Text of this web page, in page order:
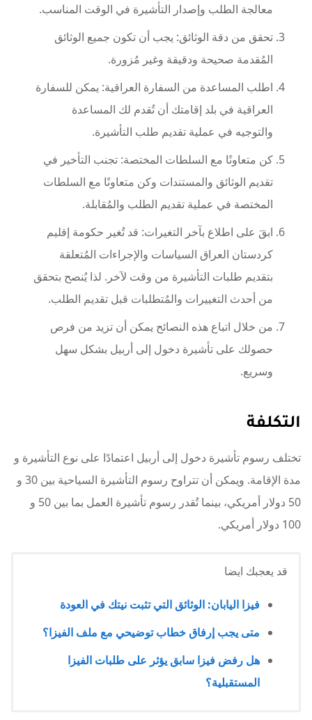
معالجة الطلب وإصدار التأشيرة في الوقت المناسب.
تحقق من دقة الوثائق: يجب أن تكون جميع الوثائق
المُقدمة صحيحة ودقيقة وغير مُزورة.
اطلب المساعدة من السفارة العراقية: يمكن للسفارة
العراقية في بلد إقامتك أن تُقدم لك المساعدة
والتوجيه في عملية تقديم طلب التأشيرة.
كن متعاونًا مع السلطات المختصة: تجنب التأخير في
تقديم الوثائق والمستندات وكن متعاونًا مع السلطات
المختصة في عملية تقديم الطلب والمُقابلة.
ابقَ على اطلاع بآخر التغيرات: قد تُغير حكومة إقليم
كردستان العراق السياسات والإجراءات المُتعلقة
بتقديم طلبات التأشيرة من وقت لآخر. لذا يُنصح بتحقق
من أحدث التغييرات والمُتطلبات قبل تقديم الطلب.
من خلال اتباع هذه النصائح يمكن أن تزيد من فرص
حصولك على تأشيرة دخول إلى أربيل بشكل سهل
وسريع.
التكلفة
تختلف رسوم تأشيرة دخول إلى أربيل اعتمادًا على نوع التأشيرة و
مدة الإقامة. ويمكن أن تتراوح رسوم التأشيرة السياحية بين 30 و
50 دولار أمريكي، بينما تُقدر رسوم تأشيرة العمل بما بين 50 و
100 دولار أمريكي.
قد يعجبك ايضا
فيزا اليابان: الوثائق التي تثبت نيتك في العودة
متى يجب إرفاق خطاب توضيحي مع ملف الفيزا؟
هل رفض فيزا سابق يؤثر على طلبات الفيزا
المستقبلية؟